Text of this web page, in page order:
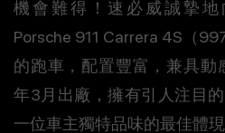
機會難得！速必威誠摯
Porsche 911 Carrera 4S（
的跑車，配置豐富，兼具動
年3月出廠，擁有引人注目
一位車主獨特品味的最佳體現